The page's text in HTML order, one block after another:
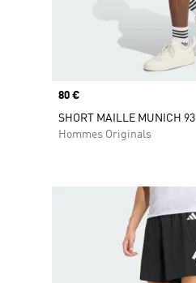
Prix
80 €
SHORT MAILLE MUNICH 93
Hommes Originals